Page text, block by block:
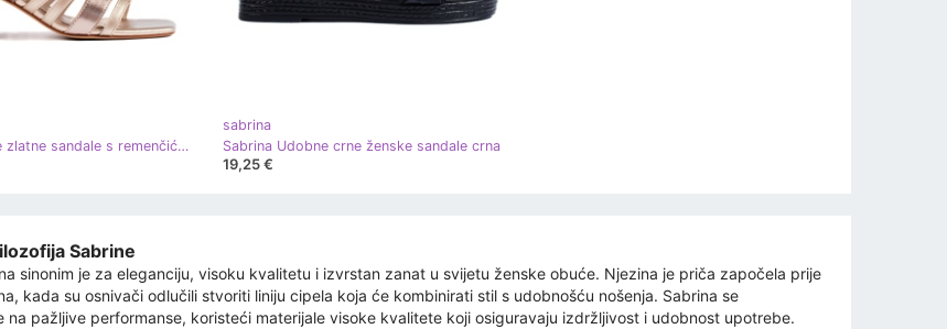
Sabrina Ženske zlatne sandale s remenčićima marke Sergio Leone zlatni
sabrina
Sabrina Udobne crne ženske sandale crna
19,25 €
Sabrine
sinonim je za eleganciju, visoku kvalitetu i izvrstan zanat u svijetu ženske obuće. Njezina je priča započela prije
kada su osnivači odlučili stvoriti liniju cipela koja će kombinirati stil s udobnošću nošenja. Sabrina se
na pažljive performanse, koristeći materijale visoke kvalitete koji osiguravaju izdržljivost i udobnost upotrebe.